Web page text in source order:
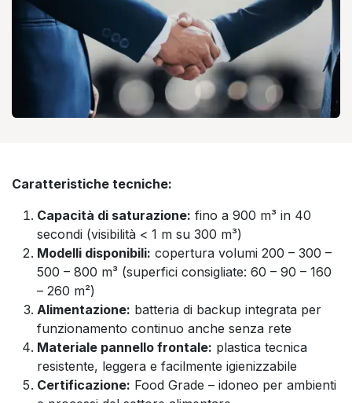
Caratteristiche tecniche:
Capacità di saturazione: fino a 900 m³ in 40
secondi (visibilità < 1 m su 300 m³)
Modelli disponibili: copertura volumi 200 – 300 –
500 – 800 m³ (superfici consigliate: 60 – 90 – 160
– 260 m²)
Alimentazione: batteria di backup integrata per
funzionamento continuo anche senza rete
Materiale pannello frontale: plastica tecnica
resistente, leggera e facilmente igienizzabile
Certificazione: Food Grade – idoneo per ambienti